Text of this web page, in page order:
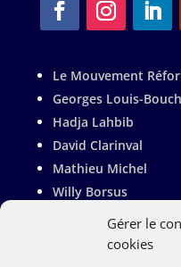
Gérer le
cookies
Le Mouvement
Georges Louis-
Hadja Lahbib
David Clarinval
Mathieu Michel
Willy Borsus
Adrien Dolimont
Valérie De Bue